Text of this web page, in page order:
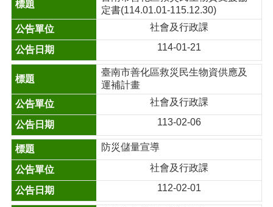
定書(114.01.01-115.12.30)
社會及行政課
114-01-21
臺南市善化區救災民生物資供應及
運補計畫
社會及行政課
113-02-06
防災儲量宣導
社會及行政課
112-02-01